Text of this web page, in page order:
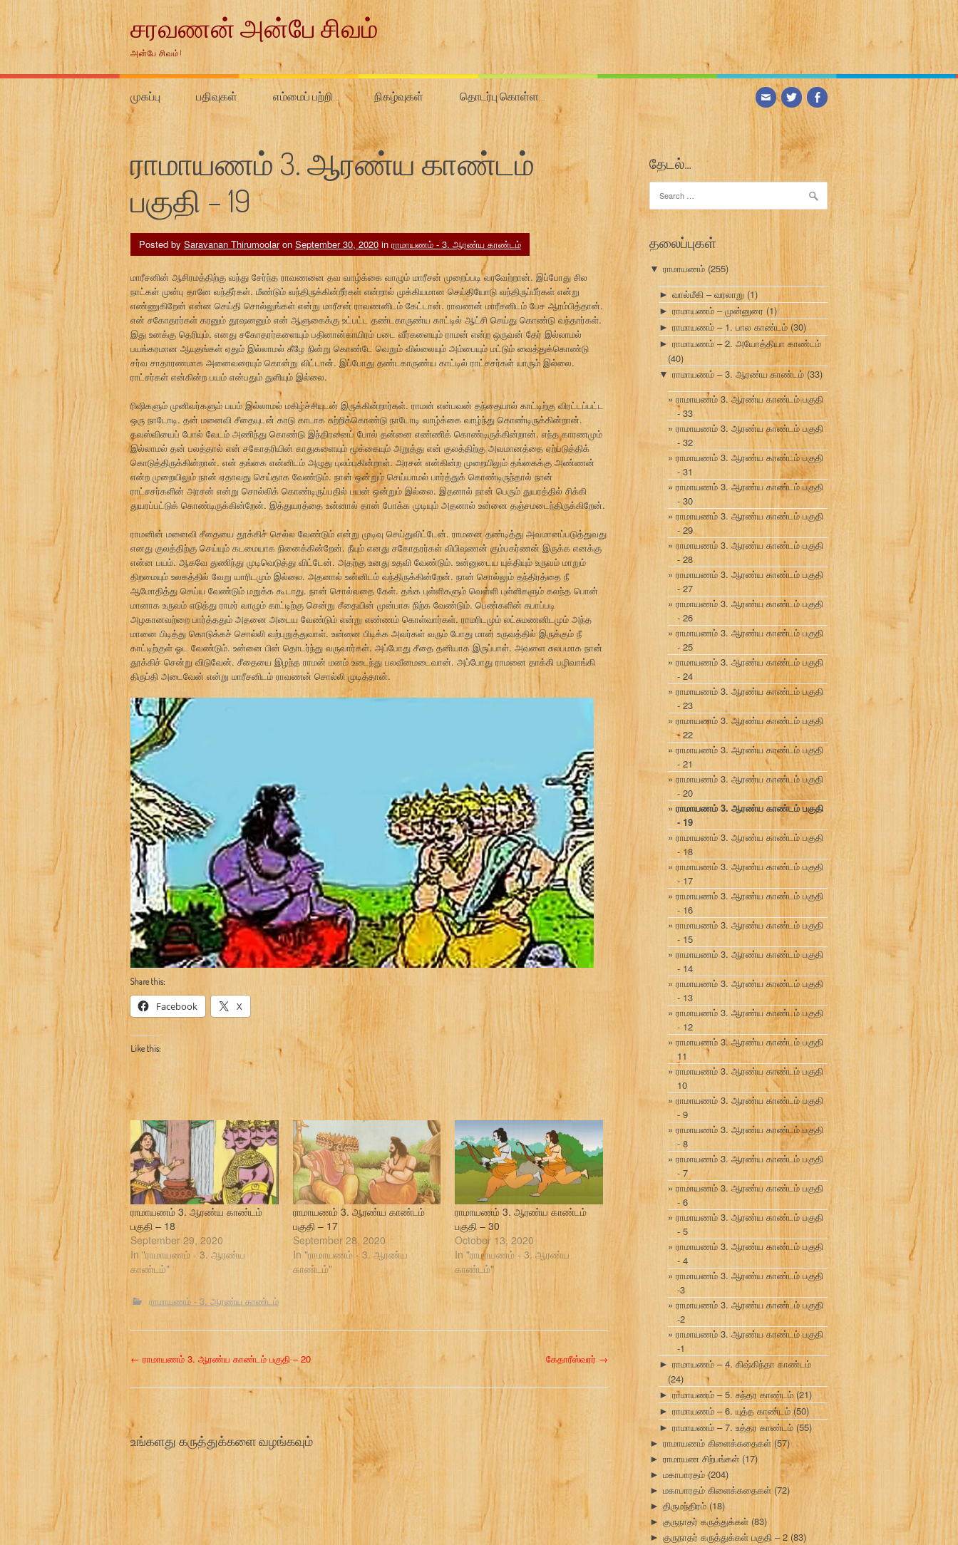
சரவணன் அன்பே சிவம்
அன்பே சிவம்!
முகப்பு பதிவுகள் எம்மைப் பற்றி… நிகழ்வுகள் தொடர்பு கொள்ள…
ராமாயணம் 3. ஆரண்ய காண்டம்
பகுதி – 19
Posted by Saravanan Thirumoolaron September 30, 2020 in ராமாயணம் - 3. ஆரண்ய காண்டம்
மாரீசனின் ஆசிரமத்திற்கு வந்து சேர்ந்த ராவணனை தவ வாழ்க்கை வாழும் மாரீசன் முறைப்படி வரவேற்றான். இப்போது சில
நாட்கள் முன்பு தானே வந்தீர்கள். மீண்டும் வந்திருக்கின்றீர்கள் என்றால் முக்கியமான செய்தியோடு வந்திருப்பீர்கள் என்று
எண்ணுகிறேன் என்ன செய்தி சொல்லுங்கள் என்று மாரீசன் ராவணனிடம் கேட்டான். ராவணன் மாரீசனிடம் பேச ஆரம்பித்தான்.
என் சகோதரர்கள் கரனும் தூஷனனும் என் ஆளுகைக்கு உட்பட்ட தண்டகாருண்ய காட்டில் ஆட்சி செய்து கொண்டு வந்தார்கள்.
இது உனக்கு தெரியும். எனது சகோதரர்களையும் பதினான்காயிரம் படை வீர்களையும் ராமன் என்ற ஒருவன் தேர் இல்லாமல்
பயங்கரமான ஆயுதங்கள் ஏதும் இல்லாமல் கீழே நின்று கொண்டே வெறும் வில்லையும் அம்பையும் மட்டும் வைத்துக்கொண்டு
சர்வ சாதாரணமாக அனைவரையும் கொன்று விட்டான். இப்போது தண்டகாருண்ய காட்டில் ராட்சசர்கள் யாரும் இல்லை.
ராட்சர்கள் என்கின்ற பயம் என்பதும் துளியும் இல்லை.
ரிஷிகளும் முனிவர்களும் பயம் இல்லாமல் மகிழ்ச்சியுடன் இருக்கின்றார்கள். ராமன் என்பவன் தந்தையால் காட்டிற்கு விரட்டப்பட்ட
ஒரு நாடோடி. தன் மனைவி சீதையுடன் காடு காடாக சுற்றிக்கொண்டு நாடோடி வாழ்க்கை வாழ்ந்து கொண்டிருக்கின்றான்.
தவஸ்வியைப் போல் வேடம் அணிந்து கொண்டு இந்திரனைப் போல் தன்னை எண்ணிக் கொண்டிருக்கின்றான். எந்த காரணமும்
இல்லாமல் தன் பலத்தால் என் சகோதரியின் காதுகளையும் மூக்கையும் அறுத்து என் குலத்திற்கு அவமானத்தை ஏற்படுத்திக்
கொடுத்திருக்கின்றான். என் தங்கை என்னிடம் அழுது புலம்புகின்றாள். அரசன் என்கின்ற முறையிலும் தங்கைக்கு அண்ணன்
என்ற முறையிலும் நான் ஏதாவது செய்தாக வேண்டும். நான் ஒன்றும் செய்யாமல் பார்த்துக் கொண்டிருந்தால் நான்
ராட்சசர்களின் அரசன் என்று சொல்லிக் கொண்டிருப்பதில் பயன் ஒன்றும் இல்லை. இதனால் நான் பெரும் துயரத்தில் சிக்கி
துயரப்பட்டுக் கொண்டிருக்கின்றேன். இத்துயரத்தை உன்னால் தான் போக்க முடியும் அதனால் உன்னை தஞ்சமடைந்திருக்கிறேன்.
ராமனின் மனைவி சீதையை தூக்கிச் செல்ல வேண்டும் என்று முடிவு செய்துவிட்டேன். ராமனை தண்டித்து அவமானப்படுத்துவது
எனது குலத்திற்கு செய்யும் கடமையாக நினைக்கின்றேன். நீயும் எனது சகோதரர்கள் விபிஷணன் கும்பகர்ணன் இருக்க எனக்கு
என்ன பயம். ஆகவே துணிந்து முடிவெடுத்து விட்டேன். அதற்கு உனது உதவி வேண்டும். உன்னுடைய யுக்தியும் உருவம் மாறும்
திறமையும் உலகத்தில் வேறு யாரிடமும் இல்லை. அதனால் உன்னிடம் வந்திருக்கின்றேன். நான் சொல்லும் தந்திரத்தை நீ
ஆமோதித்து செய்ய வேண்டும் மறுக்க கூடாது. நான் சொல்வதை கேள். தங்க புள்ளிகளும் வெள்ளி புள்ளிகளும் கலந்த பொன்
மானாக உருவம் எடுத்து ராமர் வாழும் காட்டிற்கு சென்று சீதையின் முன்பாக நிற்க வேண்டும். பெண்களின் சுபாப்படி
அழகானவற்றை பார்த்ததும் அதனை அடைய வேண்டும் என்று எண்ணம் கொள்வார்கள். ராமரிடமும் லட்சுமணனிடமும் அந்த
மானை பிடித்து கொடுக்கச் சொல்லி வற்புறுத்துவாள். உன்னை பிடிக்க அவர்கள் வரும் போது மான் உருவத்தில் இருக்கும் நீ
காட்டிற்குள் ஓட வேண்டும். உன்னை பின் தொடர்ந்து வருவார்கள். அப்போது சீதை தனியாக இருப்பாள். அவளை சுலபமாக நான்
தூக்கிச் சென்று விடுவேன். சீதையை இழந்த ராமன் மனம் உடைந்து பலவீனமடைவான். அப்போது ராமனை தாக்கி பழிவாங்கி
திருப்தி அடைவேன் என்று மாரீசனிடம் ராவணன் சொல்லி முடித்தான்.
Share this:
Facebook X
Like this:
ராமாயணம் 3. ஆரண்ய காண்டம்
பகுதி – 18
September 29, 2020
In "ராமாயணம் - 3. ஆரண்ய
காண்டம்"
ராமாயணம் 3. ஆரண்ய காண்டம்
பகுதி – 17
September 28, 2020
In "ராமாயணம் - 3. ஆரண்ய
காண்டம்"
ராமாயணம் 3. ஆரண்ய காண்டம்
பகுதி – 30
October 13, 2020
In "ராமாயணம் - 3. ஆரண்ய
காண்டம்"
ராமாயணம் - 3. ஆரண்ய காண்டம்
P
o
s
t
n
a
← ராமாயணம் 3. ஆரண்ய காண்டம் பகுதி – 20 கேதாரீஸ்வரர் →
உங்களது கருத்துக்களை வழங்கவும்
தேடல்…
for:
தலைப்புகள்
▼ ராமாயணம் (255)
► வால்மீகி – வரலாறு (1)
► ராமாயணம் – முன்னுரை (1)
► ராமாயணம் – 1. பால காண்டம் (30)
► ராமாயணம் – 2. அயோத்தியா காண்டம்
(40)
▼ ராமாயணம் – 3. ஆரண்ய காண்டம் (33)
ராமாயணம் 3. ஆரண்ய காண்டம் பகுதி
- 33
ராமாயணம் 3. ஆரண்ய காண்டம் பகுதி
- 32
ராமாயணம் 3. ஆரண்ய காண்டம் பகுதி
- 31
ராமாயணம் 3. ஆரண்ய காண்டம் பகுதி
- 30
ராமாயணம் 3. ஆரண்ய காண்டம் பகுதி
- 29
ராமாயணம் 3. ஆரண்ய காண்டம் பகுதி
- 28
ராமாயணம் 3. ஆரண்ய காண்டம் பகுதி
- 27
ராமாயணம் 3. ஆரண்ய காண்டம் பகுதி
- 26
ராமாயணம் 3. ஆரண்ய காண்டம் பகுதி
- 25
ராமாயணம் 3. ஆரண்ய காண்டம் பகுதி
- 24
ராமாயணம் 3. ஆரண்ய காண்டம் பகுதி
- 23
ராமாயணம் 3. ஆரண்ய காண்டம் பகுதி
- 22
ராமாயணம் 3. ஆரண்ய காண்டம் பகுதி
- 21
ராமாயணம் 3. ஆரண்ய காண்டம் பகுதி
- 20
ராமாயணம் 3. ஆரண்ய காண்டம் பகுதி
- 19
ராமாயணம் 3. ஆரண்ய காண்டம் பகுதி
- 18
ராமாயணம் 3. ஆரண்ய காண்டம் பகுதி
- 17
ராமாயணம் 3. ஆரண்ய காண்டம் பகுதி
- 16
ராமாயணம் 3. ஆரண்ய காண்டம் பகுதி
- 15
ராமாயணம் 3. ஆரண்ய காண்டம் பகுதி
- 14
ராமாயணம் 3. ஆரண்ய காண்டம் பகுதி
- 13
ராமாயணம் 3. ஆரண்ய காண்டம் பகுதி
- 12
ராமாயணம் 3. ஆரண்ய காண்டம் பகுதி
11
ராமாயணம் 3. ஆரண்ய காண்டம் பகுதி
10
ராமாயணம் 3. ஆரண்ய காண்டம் பகுதி
- 9
ராமாயணம் 3. ஆரண்ய காண்டம் பகுதி
- 8
ராமாயணம் 3. ஆரண்ய காண்டம் பகுதி
- 7
ராமாயணம் 3. ஆரண்ய காண்டம் பகுதி
- 6
ராமாயணம் 3. ஆரண்ய காண்டம் பகுதி
- 5
ராமாயணம் 3. ஆரண்ய காண்டம் பகுதி
- 4
ராமாயணம் 3. ஆரண்ய காண்டம் பகுதி
-3
ராமாயணம் 3. ஆரண்ய காண்டம் பகுதி
-2
ராமாயணம் 3. ஆரண்ய காண்டம் பகுதி
-1
► ராமாயணம் – 4. கிஷ்கிந்தா காண்டம்
(24)
► ராமாயணம் – 5. சுந்தர காண்டம் (21)
► ராமாயணம் – 6. யுத்த காண்டம் (50)
► ராமாயணம் – 7. உத்தர காண்டம்(55)
► ராமாயணம் கிளைக்கதைகள் (57)
► ராமாயண சிற்பங்கள் (17)
► மகாபாரதம் (204)
► மகாபாரதம் கிளைக்கதைகள் (72)
► திருமந்திரம்(18)
► குருநாதர் கருத்துக்கள் (83)
► குருநாதர் கருத்துக்கள் பகுதி – 2 (83)